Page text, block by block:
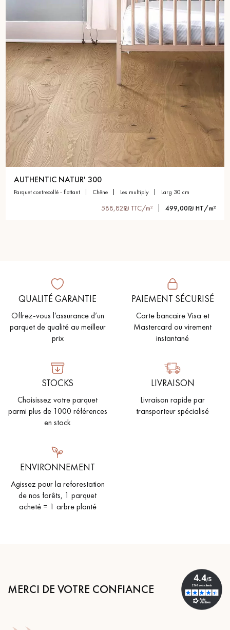
AUTHENTIC NATUR' 300
parquet contrecollé - flottant chêne les multiply larg 30 cm
588,82₪ TTC/m² 499,00₪ HT/m²
QUALITÉ GARANTIE
Offrez-vous l’assurance d’un
parquet de qualité au meilleur
prix
PAIEMENT SÉCURISÉ
Carte bancaire Visa et
Mastercard ou virement
instantané
STOCKS
Choisissez votre parquet
parmi plus de 1000 références
en stock
LIVRAISON
Livraison rapide par
transporteur spécialisé
ENVIRONNEMENT
Agissez pour la reforestation
de nos forêts, 1 parquet
acheté = 1 arbre planté
MERCI DE VOTRE CONFIANCE